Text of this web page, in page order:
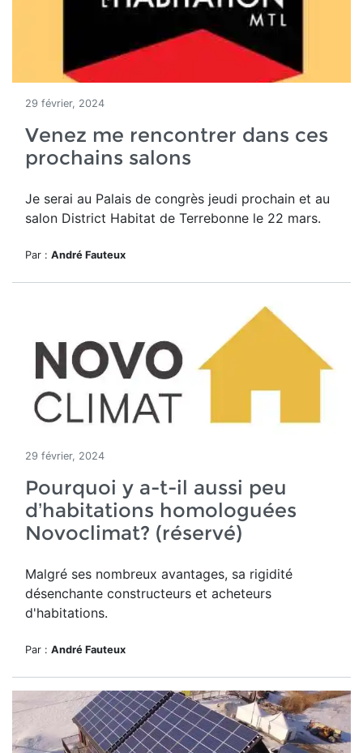
29 février, 2024
Venez me rencontrer dans ces
prochains salons
Je serai au Palais de congrès jeudi prochain et au
salon District Habitat de Terrebonne le 22 mars.
Par : André Fauteux
29 février, 2024
Pourquoi y a-t-il aussi peu
d’habitations homologuées
Novoclimat? (réservé)
Malgré ses nombreux avantages, sa rigidité
désenchante constructeurs et acheteurs
d'habitations.
Par : André Fauteux